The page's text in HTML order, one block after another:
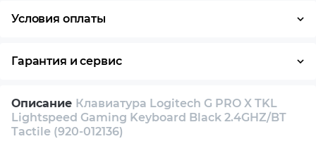
Условия оплаты
Гарантия и сервис
Собственный сервисный центр
Техническая поддержка
Описание Клавиатура Logitech G PRO X TKL
Lightspeed Gaming Keyboard Black 2.4GHZ/BT
Tactile (920-012136)